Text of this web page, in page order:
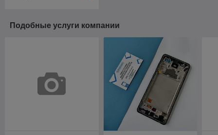
Подобные услуги компании